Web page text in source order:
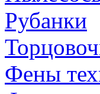
Рубанки
Фены